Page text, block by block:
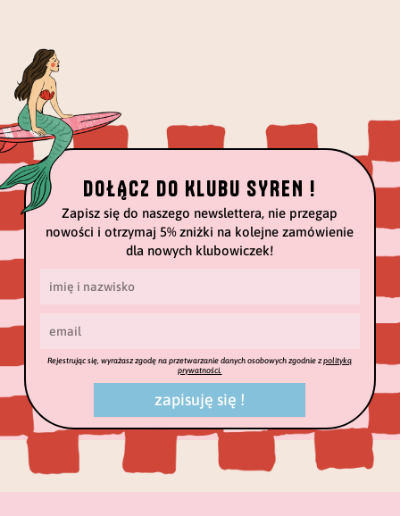
DOŁĄCZ DO KLUBU SYREN !
Zapisz się do naszego newslettera, nie przegap
nowości i otrzymaj 5% zniżki na kolejne zamówienie
dla nowych klubowiczek!
Rejestrując się, wyrażasz zgodę na przetwarzanie danych osobowych zgodnie zpolityką
prywatności.
zapisuję się !